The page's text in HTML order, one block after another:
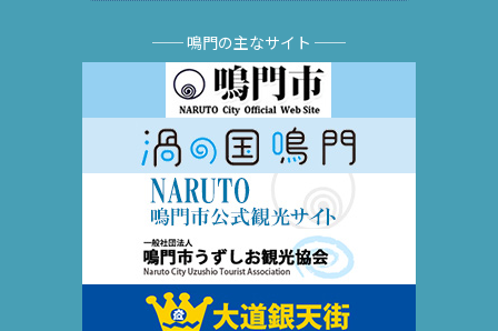
── 鳴門の主なサイト ──